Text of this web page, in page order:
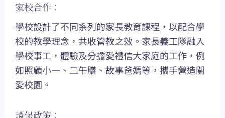
家校合作：
學校設計了不同系列的家長教育課程，以配合學
校的教學理念，共收管教之效。家長義工隊融入
學校事工，體驗及分擔愛禮信大家庭的工作，例
如照顧小一、二午膳、故事爸媽等，攜手營造關
愛校園。
環保政策：